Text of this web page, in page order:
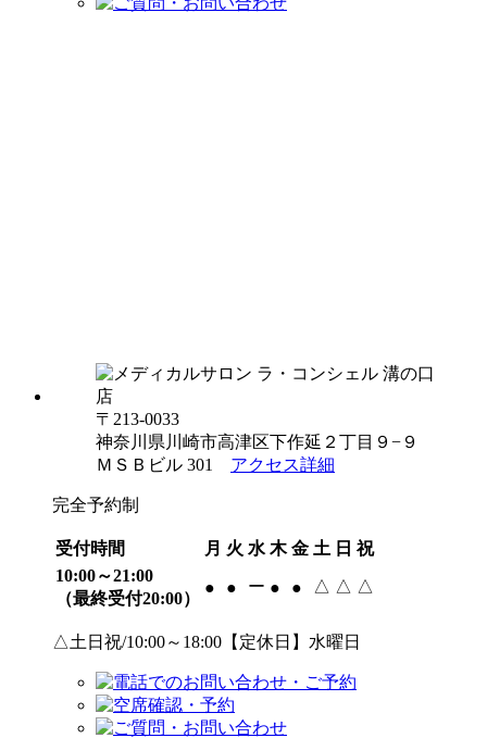
〒213-0033
神奈川県川崎市高津区下作延２丁目９−９
ＭＳＢビル 301 アクセス詳細
完全予約制
受付時間 月 火 水 木 金 土 日 祝
10:00～21:00
（最終受付20:00）
● ● ー ● ● △ △ △
△土日祝/10:00～18:00【定休日】水曜日